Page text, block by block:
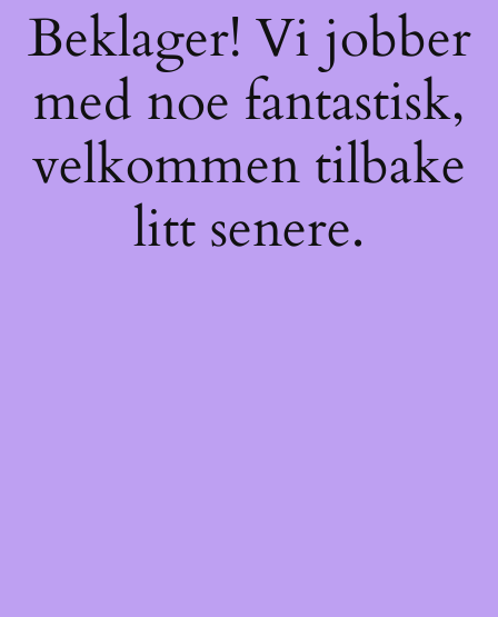
Beklager! Vi jobber
med noe fantastisk,
velkommen tilbake
litt senere.